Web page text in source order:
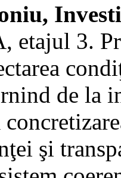
etajul 3.
de la
şi